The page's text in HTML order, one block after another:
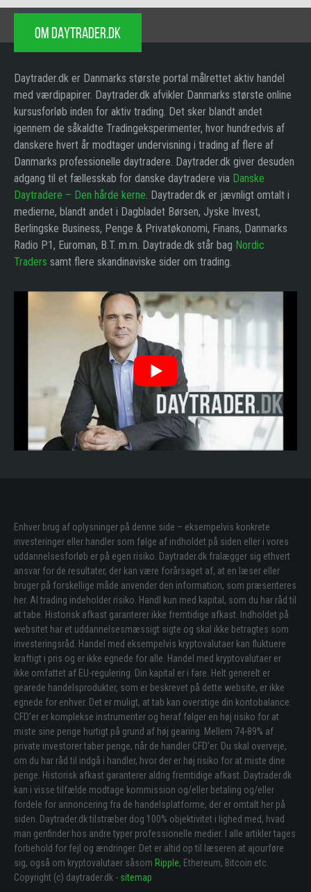
OM DAYTRADER.DK
Daytrader.dk er Danmarks største portal målrettet aktiv handel
med værdipapirer. Daytrader.dk afvikler Danmarks største online
kursusforløb inden for aktiv trading. Det sker blandt andet
igennem de såkaldte Tradingeksperimenter, hvor hundredvis af
danskere hvert år modtager undervisning i trading af flere af
Danmarks professionelle daytradere. Daytrader.dk giver desuden
adgang til et fællesskab for danske daytradere via Danske
Daytradere – Den hårde kerne. Daytrader.dk er jævnligt omtalt i
medierne, blandt andet i Dagbladet Børsen, Jyske Invest,
Berlingske Business, Penge & Privatøkonomi, Finans, Danmarks
Radio P1, Euroman, B.T. m.m. Daytrade.dk står bag Nordic
Traders samt flere skandinaviske sider om trading.
Enhver brug af oplysninger på denne side – eksempelvis konkrete
investeringer eller handler som følge af indholdet på siden eller i vores
uddannelsesforløb er på egen risiko. Daytrader.dk fralægger sig ethvert
ansvar for de resultater, der kan være forårsaget af, at en læser eller
bruger på forskellige måde anvender den information, som præsenteres
her. Al trading indeholder risiko. Handl kun med kapital, som du har råd til
at tabe. Historisk afkast garanterer ikke fremtidige afkast. Indholdet på
websitet har et uddannelsesmæssigt sigte og skal ikke betragtes som
investeringsråd. Handel med eksempelvis kryptovalutaer kan fluktuere
kraftigt i pris og er ikke egnede for alle. Handel med kryptovalutaer er
ikke omfattet af EU-regulering. Din kapital er i fare. Helt generelt er
gearede handelsprodukter, som er beskrevet på dette website, er ikke
egnede for enhver. Det er muligt, at tab kan overstige din kontobalance.
CFD’er er komplekse instrumenter og heraf følger en høj risiko for at
miste sine penge hurtigt på grund af høj gearing. Mellem 74-89% af
private investorer taber penge, når de handler CFD’er. Du skal overveje,
om du har råd til indgå i handler, hvor der er høj risiko for at miste dine
penge. Historisk afkast garanterer aldrig fremtidige afkast. Daytrader.dk
kan i visse tilfælde modtage kommission og/eller betaling og/eller
fordele for annoncering fra de handelsplatforme, der er omtalt her på
siden. Daytrader.dk tilstræber dog 100% objektivitet i lighed med, hvad
man genfinder hos andre typer professionelle medier. I alle artikler tages
forbehold for fejl og ændringer. Det er altid op til læseren at ajourføre
sig, også om kryptovalutaer såsom Ripple, Ethereum, Bitcoin etc.
Copyright (c) daytrader.dk - sitemap